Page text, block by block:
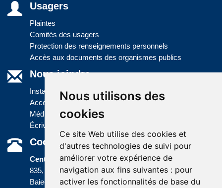
Nous utilisons des
cookies
Ce site Web utilise des cookies et
d'autres technologies de suivi pour
améliorer votre expérience de
navigation aux fins suivantes : pour
activer les fonctionnalités de base du
Usagers
Plaintes
Comités des usagers
Protection des renseignements personnels
Accès aux documents des organismes publics
Nous joindre
Installations
Accès à l'information
Médias
Écrivez-nous
Coordonnées
Centre administratif
835, boulevard Jolliet
Baie-Comeau (Québec) G5C 1P5